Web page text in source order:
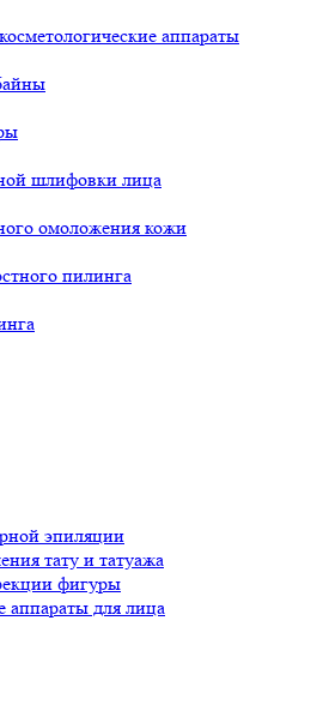
аппараты
шлифовки лица
омоложения кожи
пилинга
эпиляции
тату и татуажа
фигуры
аппараты для лица